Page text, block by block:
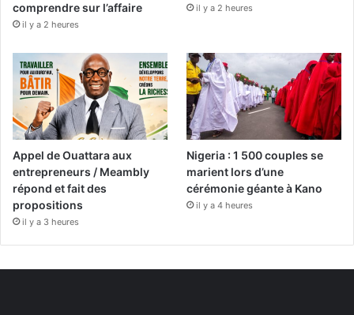
comprendre sur l’affaire
il y a 2 heures
il y a 2 heures
Appel de Ouattara aux
entrepreneurs / Meambly
répond et fait des
propositions
il y a 3 heures
Nigeria : 1 500 couples se
marient lors d’une
cérémonie géante à Kano
il y a 4 heures